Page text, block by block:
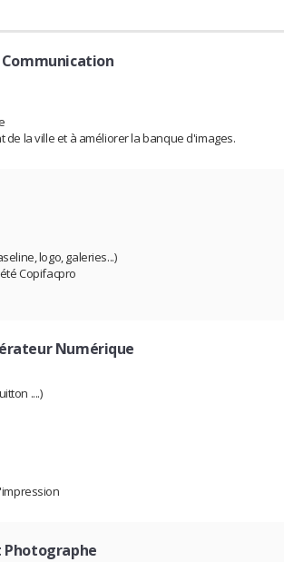
la ville et à améliorer la banque d'images.
logo, galeries...)
Copifacpro
Numérique
....)
Photographe